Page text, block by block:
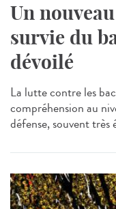
Un
survie du
dévoilé
La lutte contre les
compréhension au
défense, souvent très